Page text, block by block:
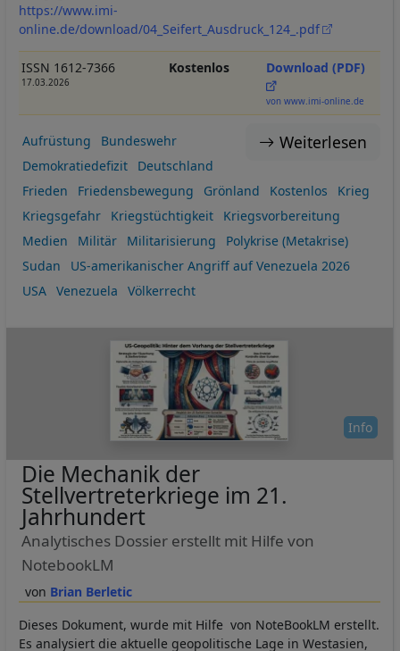
https://www.imi-
online.de/download/04_Seifert_Ausdruck_124_.pdf
ISSN 1612-7366
17.03.2026
Kostenlos Download (PDF)
von www.imi-online.de
Weiterlesen
Aufrüstung
Bundeswehr
Demokratiedefizit
Deutschland
Frieden
Friedensbewegung Grönland Kostenlos
Krieg
Kriegsgefahr
Kriegstüchtigkeit
Kriegsvorbereitung
Medien
Militär Militarisierung
Polykrise (Metakrise)
Sudan
US-amerikanischer Angriff auf Venezuela 2026
USA
Venezuela Völkerrecht
Info
Brian Berletic
Die Mechanik der
Stellvertreterkriege im 21.
Jahrhundert
Analytisches Dossier erstellt mit Hilfe von
NotebookLM
Dieses Dokument, wurde mit Hilfe von NoteBookLM erstellt.
Es analysiert die aktuelle geopolitische Lage in Westasien,